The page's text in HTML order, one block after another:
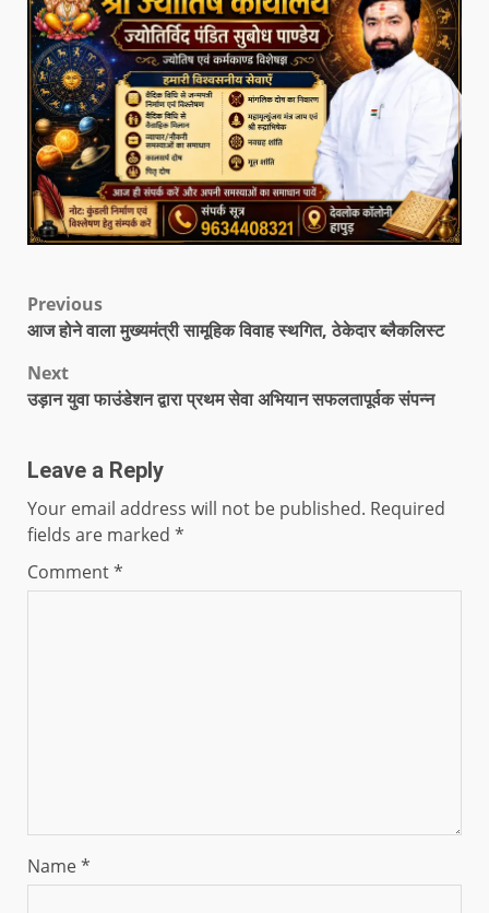
Previous
आज होने वाला मुख्यमंत्री सामूहिक विवाह स्थगित, ठेकेदार ब्लैकलिस्ट
Next
उड़ान युवा फाउंडेशन द्वारा प्रथम सेवा अभियान सफलतापूर्वक संपन्न
Leave a Reply
Your email address will not be published. Required
fields are marked *
Comment*
Name*